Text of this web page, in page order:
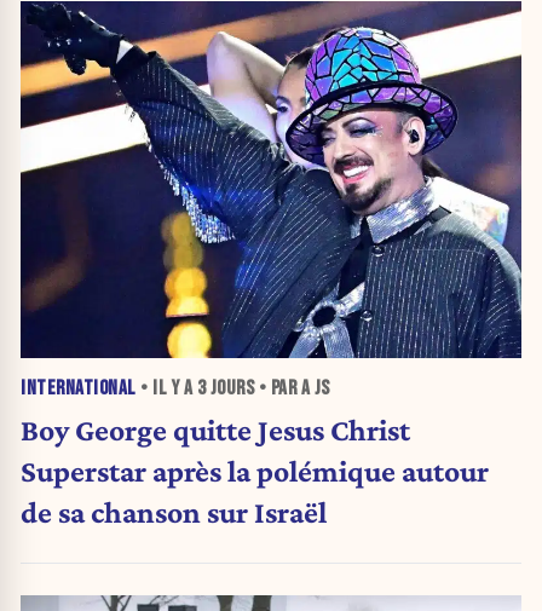
INTERNATIONAL • IL Y A 3 JOURS• PAR A JS
Boy George quitte Jesus Christ
Superstar après la polémique autour
de sa chanson sur Israël